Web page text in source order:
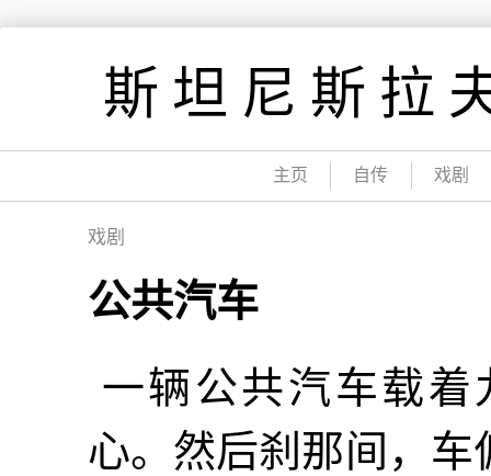
斯坦尼斯拉
主页 自传 戏剧
戏剧
公共汽车
一辆公共汽车载
心。然后刹那间，